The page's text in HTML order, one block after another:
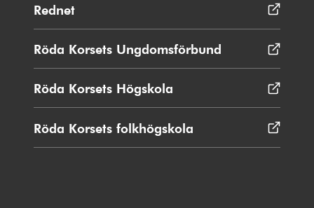
Rednet
i
nytt
fönster
Röda Korsets Ungdomsförbund Öppnas
i
Röda Korsets Högskola
i
nytt
fönster
Röda Korsets folkhögskola
i